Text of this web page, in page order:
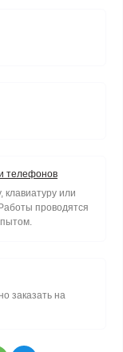
телефонов
клавиатуру или
проводятся
заказать на